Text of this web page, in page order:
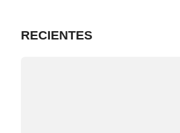
RECIENTES